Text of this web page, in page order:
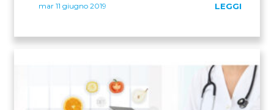
mar 11 giugno 2019 LEGGI